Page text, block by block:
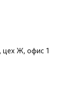
цех Ж, офис 1